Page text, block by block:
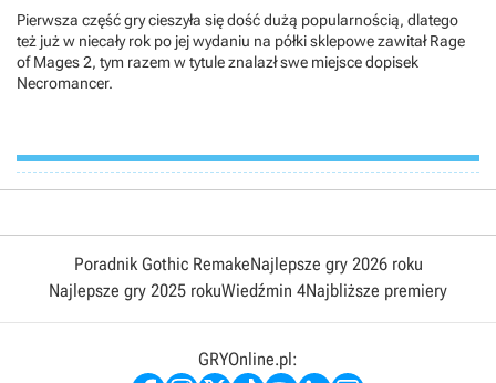
Pierwsza część gry cieszyła się dość dużą popularnością, dlatego
też już w niecały rok po jej wydaniu na półki sklepowe zawitał Rage
of Mages 2, tym razem w tytule znalazł swe miejsce dopisek
Necromancer.
Poradnik Gothic RemakeNajlepsze gry 2026 roku
Najlepsze gry 2025 rokuWiedźmin 4Najbliższe premiery
GRYOnline.pl: